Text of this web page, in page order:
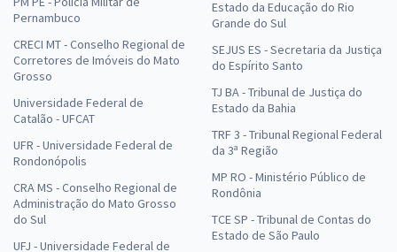
Pernambuco
CRECI MT - Conselho Regional de
Corretores de Imóveis do Mato
Grosso
Universidade Federal de
Catalão - UFCAT
UFR - Universidade Federal de
Rondonópolis
CRA MS - Conselho Regional de
Administração do Mato Grosso
do Sul
UFJ - Universidade Federal de
Estado da Educação do Rio
Grande do Sul
SEJUS ES - Secretaria da Justiça
do Espírito Santo
TJ BA - Tribunal de Justiça do
Estado da Bahia
TRF 3 - Tribunal Regional Federal
da 3ª Região
MP RO - Ministério Público de
Rondônia
TCE SP - Tribunal de Contas do
Estado de São Paulo